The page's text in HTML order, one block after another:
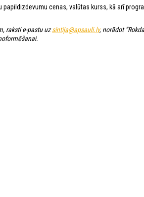
papildizdevumu cenas, valūtas kurss, kā arī
raksti e-pastu uzsintija@apsauli.lv, norādot